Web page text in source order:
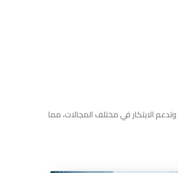
وتدعم الابتكار في مختلف المجالات، مما